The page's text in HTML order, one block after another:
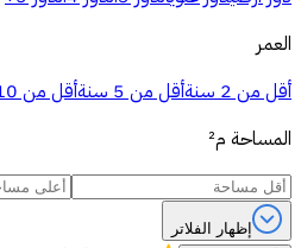
العمر
أقل من 2 سنة
أقل من 5 سنة
أقل من 10 سنة
المساحة م²
إظهار الفلاتر